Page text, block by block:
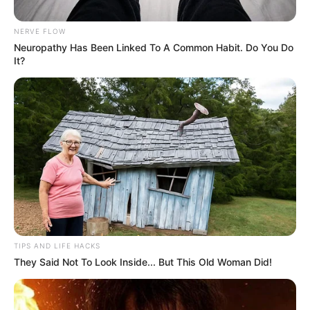
Registraduría Nacional
Cédula digital en Colombia
Por:Cristhiam Martínez
Marzo 18, 2024
NERVE FLOW
Neuropathy Has Been Linked To A Common Habit. Do You Do
It?
TIPS AND LIFE HACKS
They Said Not To Look Inside... But This Old Woman Did!